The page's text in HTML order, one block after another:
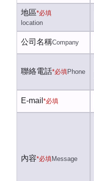
地區*必填
location
公司名稱Company
聯絡電話*必填Phone
E-mail *必填
內容*必填Message